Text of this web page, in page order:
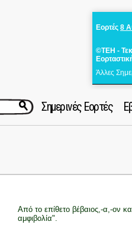
Εορτές 8
©ΤΕΗ -
Άλλες
Σημερινές Εορτές
Από το επίθετο βέβαιος,-α,-ον
αμφιβολία".